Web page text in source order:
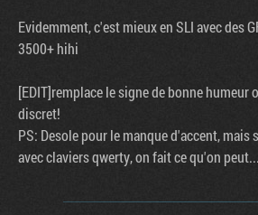
Evidemment, c'est mieux en SLI avec des
3500+ hihi
[EDIT]remplace le signe de bonne humeur
discret!
PS: Desole pour le manque d'accent, mais
avec claviers qwerty, on fait ce qu'on peut...